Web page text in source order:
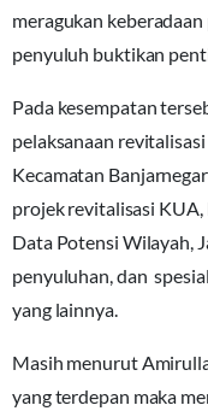
meragukan
penyuluh buktikan
Pada kesempatan
pelaksanaan
Kecamatan
projek revitalisasi KUA,
Data Potensi Wilayah,
penyuluhan, dan
yang lainnya.
Masih menurut
yang terdepan maka